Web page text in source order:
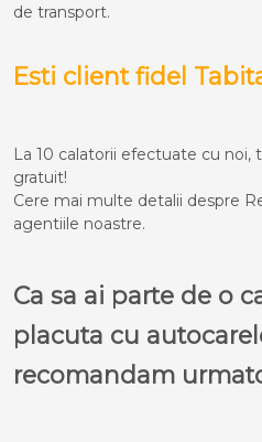
de transport.
Esti client fidel
La 10 calatorii efectuate cu noi,
gratuit!
Cere mai multe detalii despre
agentiile noastre.
Ca sa ai parte de o
placuta cu
recomandam